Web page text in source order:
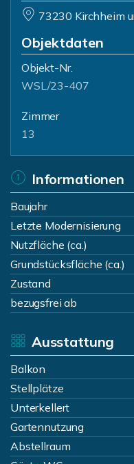
73230 Kirchheim
Objektdaten
Objekt-Nr.
WSL/23-407
Zimmer
13
Informationen
Baujahr
Letzte Modernisierung
Nutzfläche (ca.)
Grundstücksfläche (ca.)
Zustand
bezugsfrei ab
Ausstattung
Balkon
Stellplätze
Unterkellert
Gartennutzung
Abstellraum